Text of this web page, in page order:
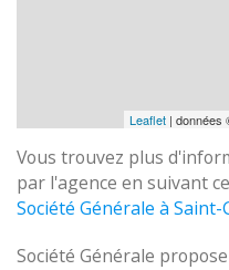
Leaflet | données
Vous trouvez plus
par l'agence en suivant
Société Générale à Saint-
Société Générale